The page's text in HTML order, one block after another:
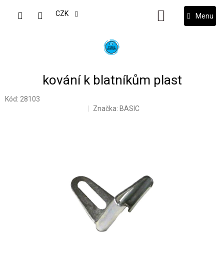
CZK
NÁKUPNÍ
KOŠÍK
kování k blatníkům plast
Kód: 28103
Značka: BASIC